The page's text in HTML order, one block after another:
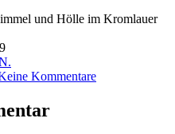
und Hölle im Kromlauer
Kommentare